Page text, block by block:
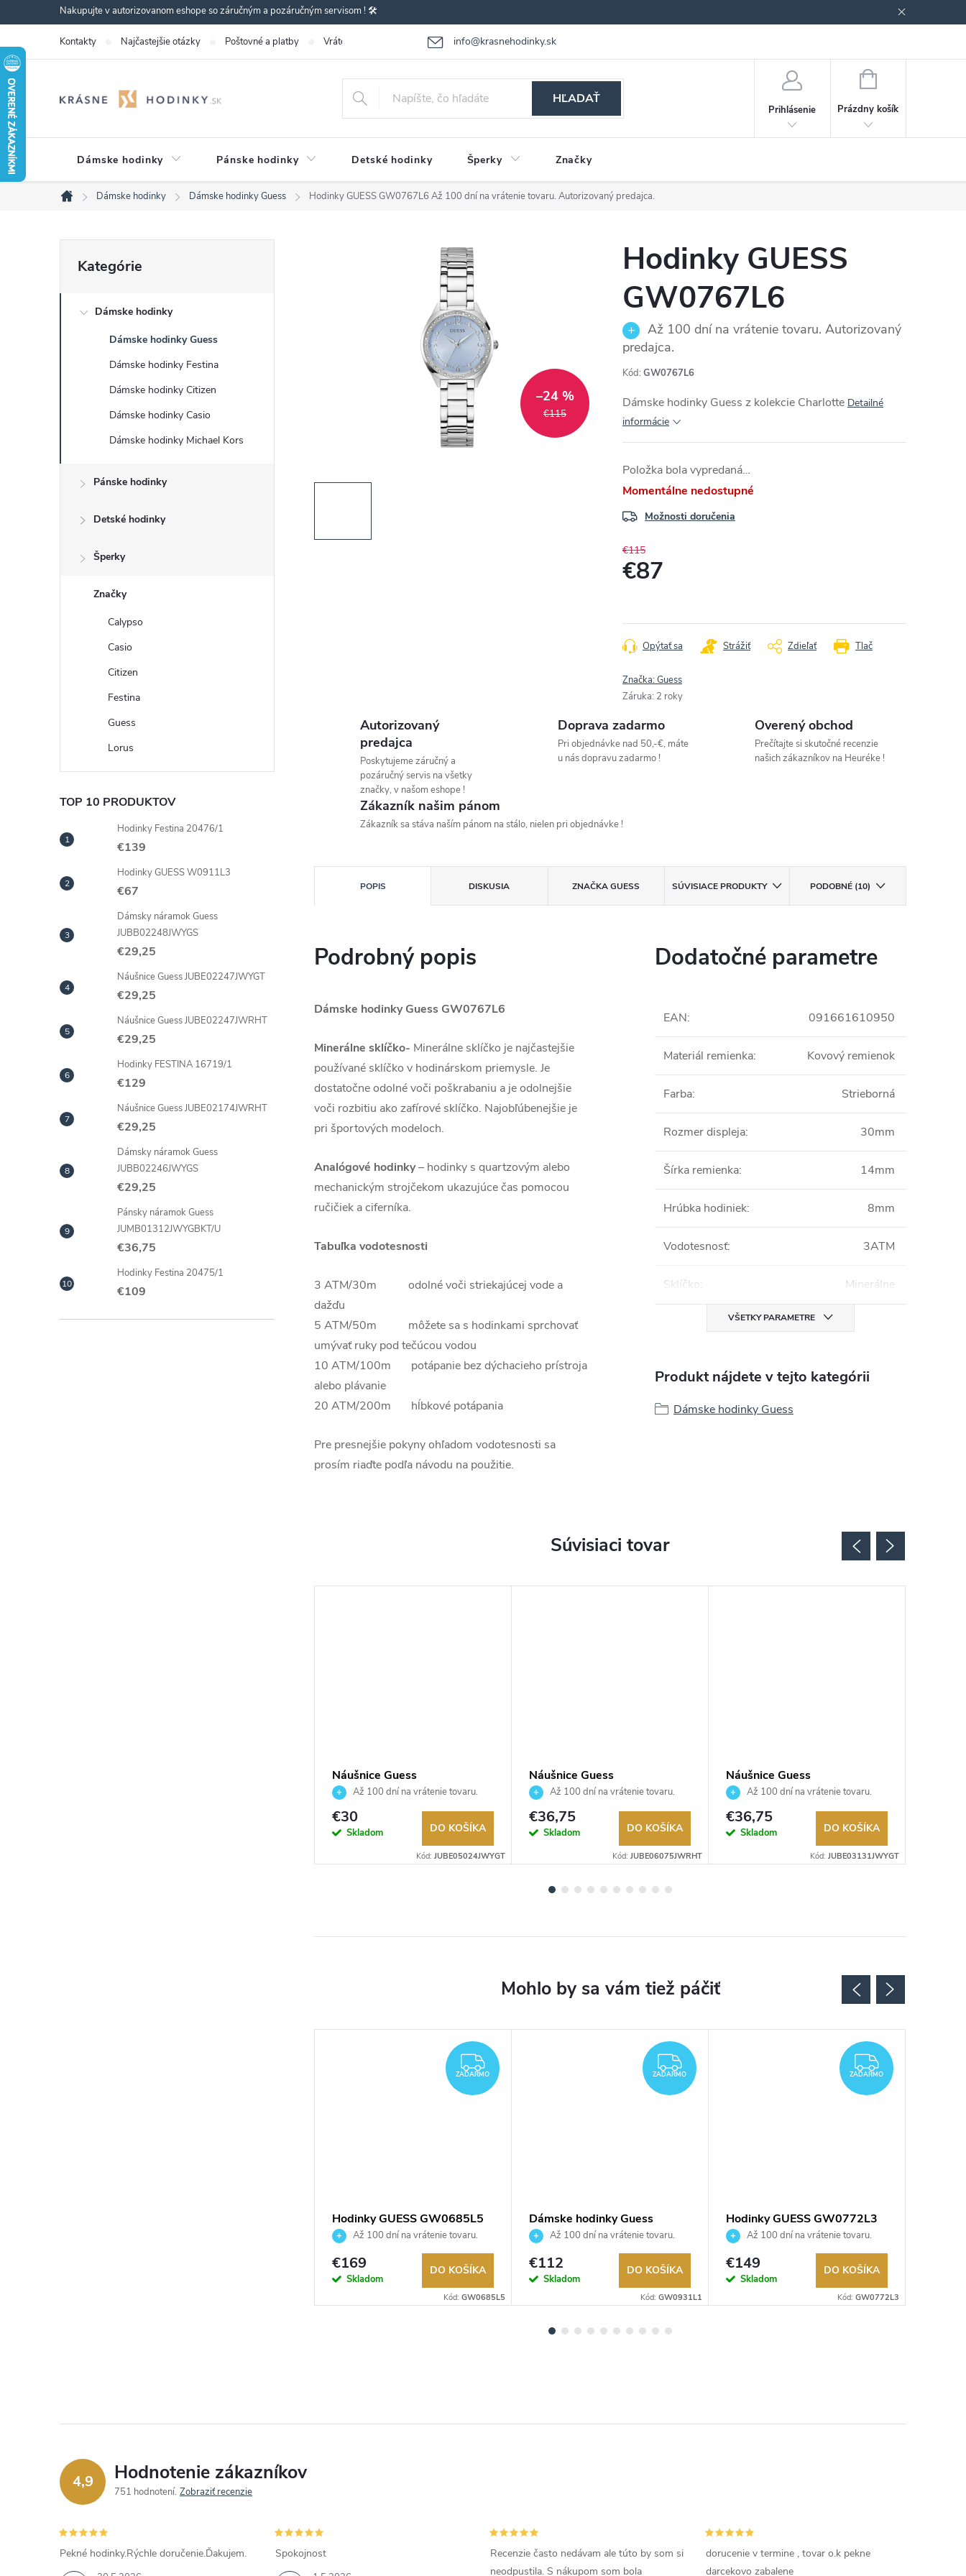
na
obsah
Nakupujte v autorizovanom eshope so záručným a pozáručným servisom ! 🛠️
info@krasnehodinky.sk
Kontakty Najčastejšie otázky Poštovné a platby Vrátenie-výmena tovaru Reklamácia tovaru Obchodné podmienky
HĽADAŤ
Prihlásenie
NÁKUPNÝ
Prázdny košík
Dámske hodinky Pánske hodinky Detské hodinky Šperky Značky
Domov
Dámske hodinky Dámske hodinky Guess Hodinky GUESS GW0767L6 Až 100 dní na vrátenie tovaru. Autorizovaný predajca.
o
a
kategórie
Kategórie
Dámske hodinky
Dámske hodinky Guess
Dámske hodinky Festina
Dámske hodinky Citizen
Dámske hodinky Casio
Dámske hodinky Michael Kors
Pánske hodinky
Detské hodinky
Šperky
Značky
Calypso
Casio
Citizen
Festina
Guess
Lorus
TOP 10 PRODUKTOV
Hodinky Festina 20476/1
€139
Hodinky GUESS W0911L3
€67
Dámsky náramok Guess
JUBB02248JWYGS
€29,25
Náušnice Guess JUBE02247JWYGT
€29,25
Náušnice Guess JUBE02247JWRHT
€29,25
Hodinky FESTINA 16719/1
€129
Náušnice Guess JUBE02174JWRHT
€29,25
Dámsky náramok Guess
JUBB02246JWYGS
€29,25
Pánsky náramok Guess
JUMB01312JWYGBKT/U
€36,75
Hodinky Festina 20475/1
€109
€115
–24 %
Hodinky GUESS
GW0767L6
Až 100 dní na vrátenie tovaru. Autorizovaný
predajca.
Kód: GW0767L6
Dámske hodinky Guess z kolekcie Charlotte Detailné
informácie
Položka bola vypredaná…
Momentálne nedostupné
Možnosti doručenia
€115
€87
Tlač
Opýtať sa Strážiť Zdieľať
Značka:Guess
Záruka: 2 roky
Autorizovaný
predajca
Poskytujeme záručný a
pozáručný servis na všetky
značky, v našom eshope !
Doprava zadarmo
Pri objednávke nad 50,-€, máte
u nás dopravu zadarmo !
Overený obchod
Prečítajte si skutočné recenzie
našich zákazníkov na Heuréke !
Zákazník našim pánom
Zákazník sa stáva naším pánom na stálo, nielen pri objednávke !
POPIS DISKUSIA ZNAČKAGUESS SÚVISIACE PRODUKTY PODOBNÉ (10)
Podrobný popis
Dámske hodinky Guess GW0767L6
Minerálne sklíčko- Minerálne sklíčko je najčastejšie
používané sklíčko v hodinárskom priemysle. Je
dostatočne odolné voči poškrabaniu a je odolnejšie
voči rozbitiu ako zafírové sklíčko. Najobľúbenejšie je
pri športových modeloch.
Analógové hodinky– hodinky s quartzovým alebo
mechanickým strojčekom ukazujúce čas pomocou
ručičiek a ciferníka.
Tabuľka vodotesnosti
3 ATM/30m odolné voči striekajúcej vode a
dažďu
5 ATM/50m môžete sa s hodinkami sprchovať
umývať ruky pod tečúcou vodou
10 ATM/100m potápanie bez dýchacieho prístroja
alebo plávanie
20 ATM/200m hĺbkové potápania
Pre presnejšie pokyny ohľadom vodotesnosti sa
prosím riaďte podľa návodu na použitie.
Dodatočné parametre
EAN: 091661610950
Materiál remienka: Kovový remienok
Farba: Strieborná
Rozmer displeja: 30mm
Šírka remienka: 14mm
Hrúbka hodiniek: 8mm
Vodotesnosť: 3ATM
Sklíčko: Minerálne
VŠETKY PARAMETRE
Produkt nájdete v tejto kategórii
Dámske hodinky Guess
Súvisiaci tovar
Náušnice Guess
JUBE05024JWYGT
Až 100 dní na vrátenie tovaru.
Autorizovaný predajca.
€30
Skladom DO KOŠÍKA
Kód: JUBE05024JWYGT
Náušnice Guess
JUBE06075JWRHT
Až 100 dní na vrátenie tovaru.
Autorizovaný predajca.
€36,75
Skladom DO KOŠÍKA
Kód: JUBE06075JWRHT
Náušnice Guess
JUBE03131JWYGT
Až 100 dní na vrátenie tovaru.
Autorizovaný predajca.
€36,75
Skladom DO KOŠÍKA
Kód: JUBE03131JWYGT
ZADARMO
ZADARMO
Hodinky GUESS GW0685L5
Až 100 dní na vrátenie tovaru.
Autorizovaný predajca.
€169
Skladom
DO KOŠÍKA
Kód: GW0685L5
ZADARMO
ZADARMO
Dámske hodinky Guess
GW0931L1
Až 100 dní na vrátenie tovaru.
Autorizovaný predajca.
€112
Skladom
DO KOŠÍKA
Kód: GW0931L1
ZADARMO
ZADARMO
Hodinky GUESS GW0772L3
Až 100 dní na vrátenie tovaru.
Autorizovaný predajca.
€149
Skladom
DO KOŠÍKA
Kód: GW0772L3
4,9 Hodnotenie zákazníkov
751 hodnotení Zobraziť recenzie
Pekné hodinky.Rýchle doručenie.Ďakujem. Spokojnost
Recenzie často nedávam ale túto by som si
neodpustila. S nákupom som bola
dorucenie v termine , tovar o.k pekne
darcekovo zabalene